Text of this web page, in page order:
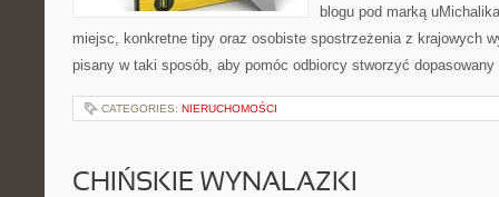
blogu pod marką
miejsc, konkretne tipy oraz osobiste spostrzeżenia z krajowych
pisany w taki sposób, aby pomóc odbiorcy stworzyć
CATEGORIES: NIERUCHOMOŚCI
CHIŃSKIE WYNALAZKI